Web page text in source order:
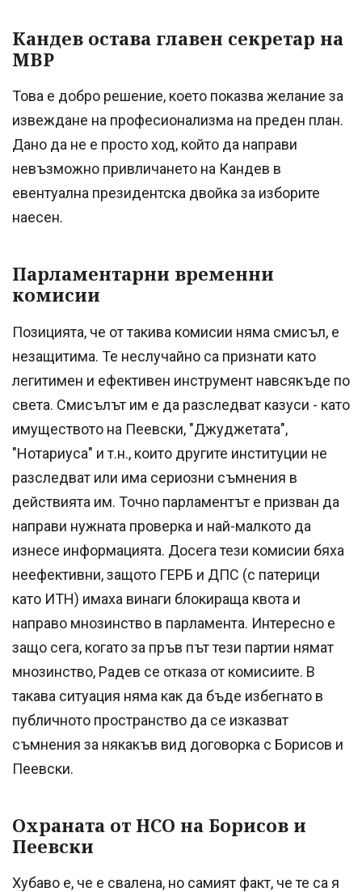
Кандев остава главен секретар на
МВР
Това е добро решение, което показва желание за
извеждане на професионализма на преден план.
Дано да не е просто ход, който да направи
невъзможно привличането на Кандев в
евентуална президентска двойка за изборите
наесен.
Парламентарни временни
комисии
Позицията, че от такива комисии няма смисъл, е
незащитима. Те неслучайно са признати като
легитимен и ефективен инструмент навсякъде по
света. Смисълът им е да разследват казуси - като
имуществото на Пеевски, "Джуджетата",
"Нотариуса" и т.н., които другите институции не
разследват или има сериозни съмнения в
действията им. Точно парламентът е призван да
направи нужната проверка и най-малкото да
изнесе информацията. Досега тези комисии бяха
неефективни, защото ГЕРБ и ДПС (с патерици
като ИТН) имаха винаги блокираща квота и
направо мнозинство в парламента. Интересно е
защо сега, когато за пръв път тези партии нямат
мнозинство, Радев се отказа от комисиите. В
такава ситуация няма как да бъде избегнато в
публичното пространство да се изказват
съмнения за някакъв вид договорка с Борисов и
Пеевски.
Охраната от НСО на Борисов и
Пеевски
Хубаво е, че е свалена, но самият факт, че те са я